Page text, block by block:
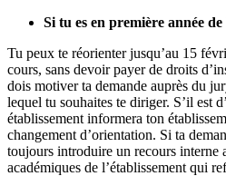
Si tu es en première année
Tu peux te réorienter jusqu’au 15
cours, sans devoir payer de droits
dois motiver ta demande auprès du
lequel tu souhaites te diriger. S’il est
établissement informera ton
changement d’orientation. Si ta
toujours introduire un recours interne
académiques de l’établissement qui